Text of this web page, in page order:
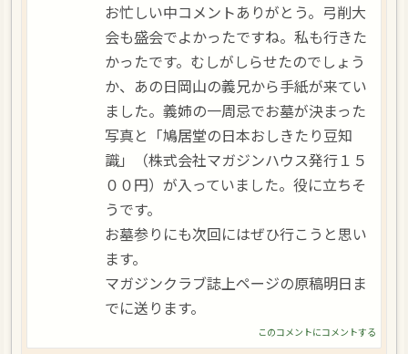
お忙しい中コメントありがとう。弓削大
会も盛会でよかったですね。私も行きた
かったです。むしがしらせたのでしょう
か、あの日岡山の義兄から手紙が来てい
ました。義姉の一周忌でお墓が決まった
写真と「鳩居堂の日本おしきたり豆知
識」（株式会社マガジンハウス発行１５
００円）が入っていました。役に立ちそ
うです。
お墓参りにも次回にはぜひ行こうと思い
ます。
マガジンクラブ誌上ページの原稿明日ま
でに送ります。
このコメントにコメントする